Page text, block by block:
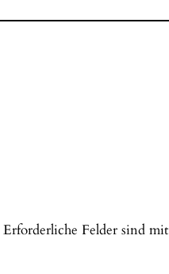
Erforderliche Felder sind mit